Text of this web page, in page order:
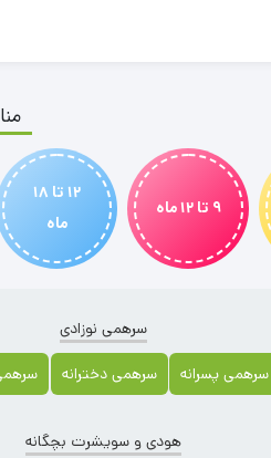
9 تا 12 ماه
12 تا 18
ماه
سرهمی نوزادی
سرهمی پسرانه سرهمی دخترانه
هودی و سویشرت بچگانه